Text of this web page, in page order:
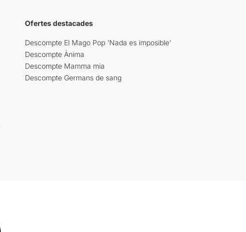
Ofertes destacades
Descompte El Mago Pop 'Nada es imposible'
Descompte Ànima
Descompte Mamma mia
Descompte Germans de sang